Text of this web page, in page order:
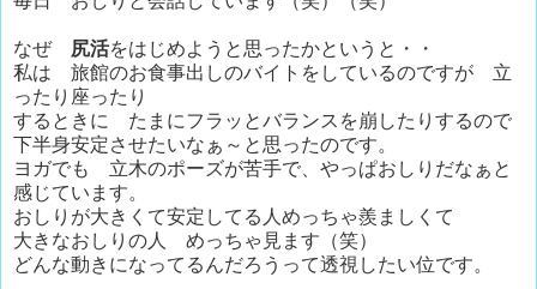
なぜ 尻活をはじめようと思ったかというと・・
私は 旅館のお食事出しのバイトをしているのですが 立
ったり座ったり
するときに たまにフラッとバランスを崩したりするので
下半身安定させたいなぁ～と思ったのです。
ヨガでも 立木のポーズが苦手で、やっぱおしりだなぁと
感じています。
おしりが大きくて安定してる人めっちゃ羨ましくて
大きなおしりの人 めっちゃ見ます（笑）
どんな動きになってるんだろうって透視したい位です。